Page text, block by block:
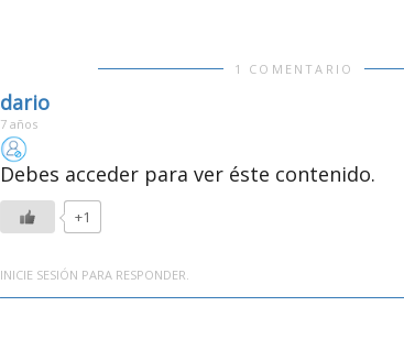
1 COMENTARIO
dario
7 años
Debes acceder para ver éste contenido.
+1
INICIE SESIÓN PARA RESPONDER.